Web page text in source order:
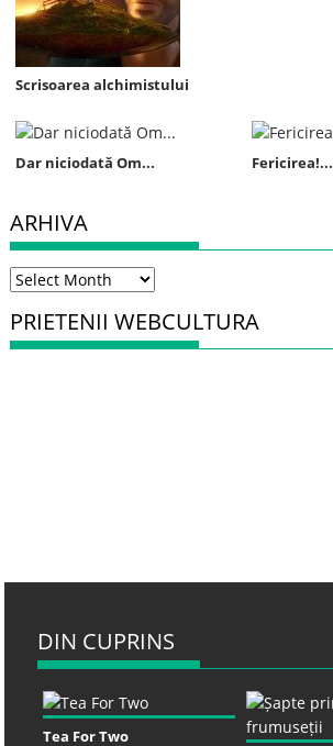
Scrisoarea alchimistului
Dar niciodată Om... Fericirea!...
ARHIVA
Arhiva
PRIETENII WEBCULTURA
DIN CUPRINS
Tea For Two